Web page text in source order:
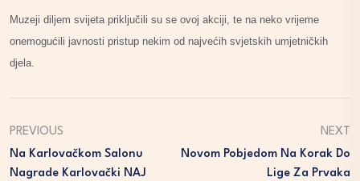
Muzeji diljem svijeta priključili su se ovoj akciji, te na neko vrijeme
onemogućili javnosti pristup nekim od najvećih svjetskih umjetničkih
djela.
PREVIOUS
Na Karlovačkom Salonu
Nagrade Karlovački NAJ
NEXT
Novom Pobjedom Na Korak Do
Lige Za Prvaka